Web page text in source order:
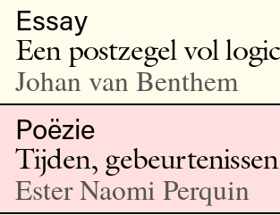
Essay
Een postzegel vol
Johan van Benthem
Poëzie
Tijden, gebeurtenissen
Ester Naomi Perquin